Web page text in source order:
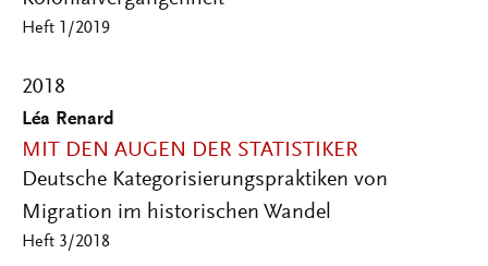
Heft 1/2019
2018
Léa Renard
MIT DEN AUGEN DER STATISTIKER
Deutsche Kategorisierungspraktiken von
Migration im historischen Wandel
Heft 3/2018